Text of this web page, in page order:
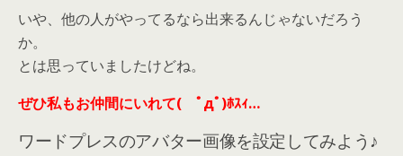
いや、他の人がやってるなら出来るんじゃないだろう
か。
とは思っていましたけどね。
ぜひ私もお仲間にいれて( ﾟдﾟ)ﾎｽｨ…
ワードプレスのアバター画像を設定してみよう♪